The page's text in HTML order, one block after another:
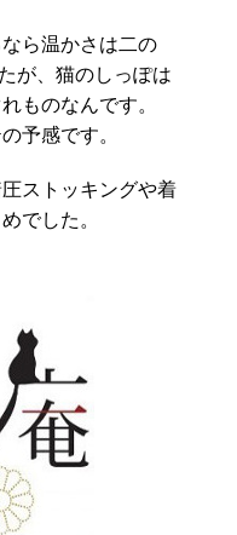
ら温かさは二の
が、猫のしっぽは
ものなんです。
予感です。
ストッキングや着
でした。